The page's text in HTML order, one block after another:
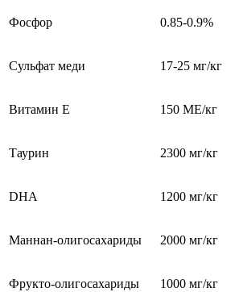
Фосфор 0.85-0.9%
Сульфат меди 17-25 мг/кг
Витамин Е 150 МЕ/кг
Таурин 2300 мг/кг
DHA
1200 мг/кг
Маннан-олигосахариды 2000 мг/кг
Фрукто-олигосахариды 1000 мг/кг